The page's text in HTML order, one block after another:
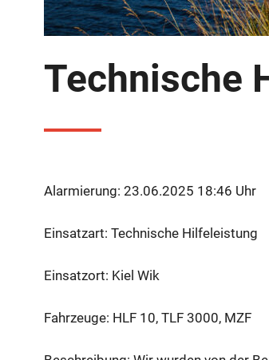
Technische
Alarmierung: 23.06.2025 18:46 Uhr
Einsatzart: Technische Hilfeleistung
Einsatzort: Kiel Wik
Fahrzeuge: HLF 10, TLF 3000, MZF